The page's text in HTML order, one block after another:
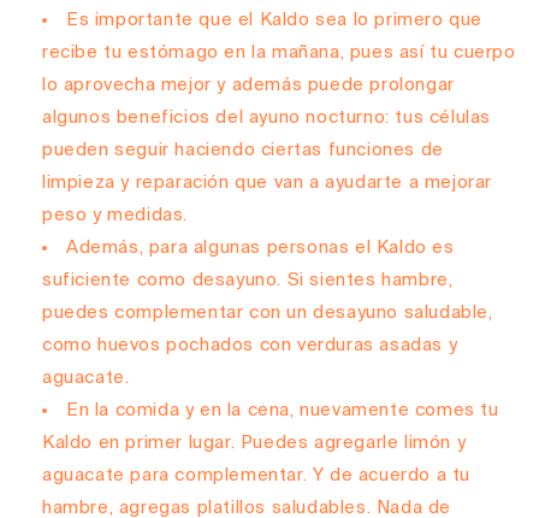
Es importante que el Kaldo sea lo primero que
recibe tu estómago en la mañana, pues así tu cuerpo
lo aprovecha mejor y además puede prolongar
algunos beneficios del ayuno nocturno: tus células
pueden seguir haciendo ciertas funciones de
limpieza y reparación que van a ayudarte a mejorar
peso y medidas.
Además, para algunas personas el Kaldo es
suficiente como desayuno. Si sientes hambre,
puedes complementar con un desayuno saludable,
como huevos pochados con verduras asadas y
aguacate.
En la comida y en la cena, nuevamente comes tu
Kaldo en primer lugar. Puedes agregarle limón y
aguacate para complementar. Y de acuerdo a tu
hambre, agregas platillos saludables. Nada de